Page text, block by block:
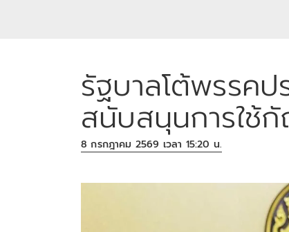
รัฐบาลโต้พรรคป
สนับสนุนการใช้
8 กรกฎาคม 2569 เวลา 15:20 น.